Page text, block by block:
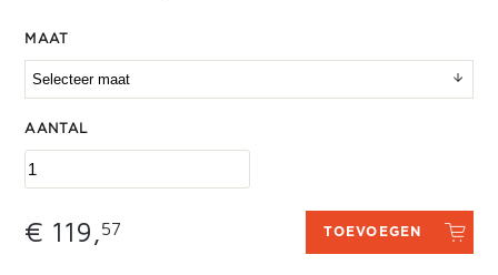
MAAT
AANTAL
€ 119,57 TOEVOEGEN